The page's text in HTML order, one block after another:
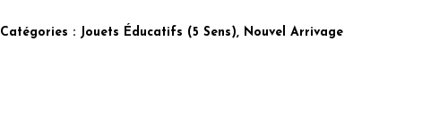
130.00 Dhs.90.00 Dhs.
Catégories : Jouets Éducatifs (5 Sens), Nouvel Arrivage